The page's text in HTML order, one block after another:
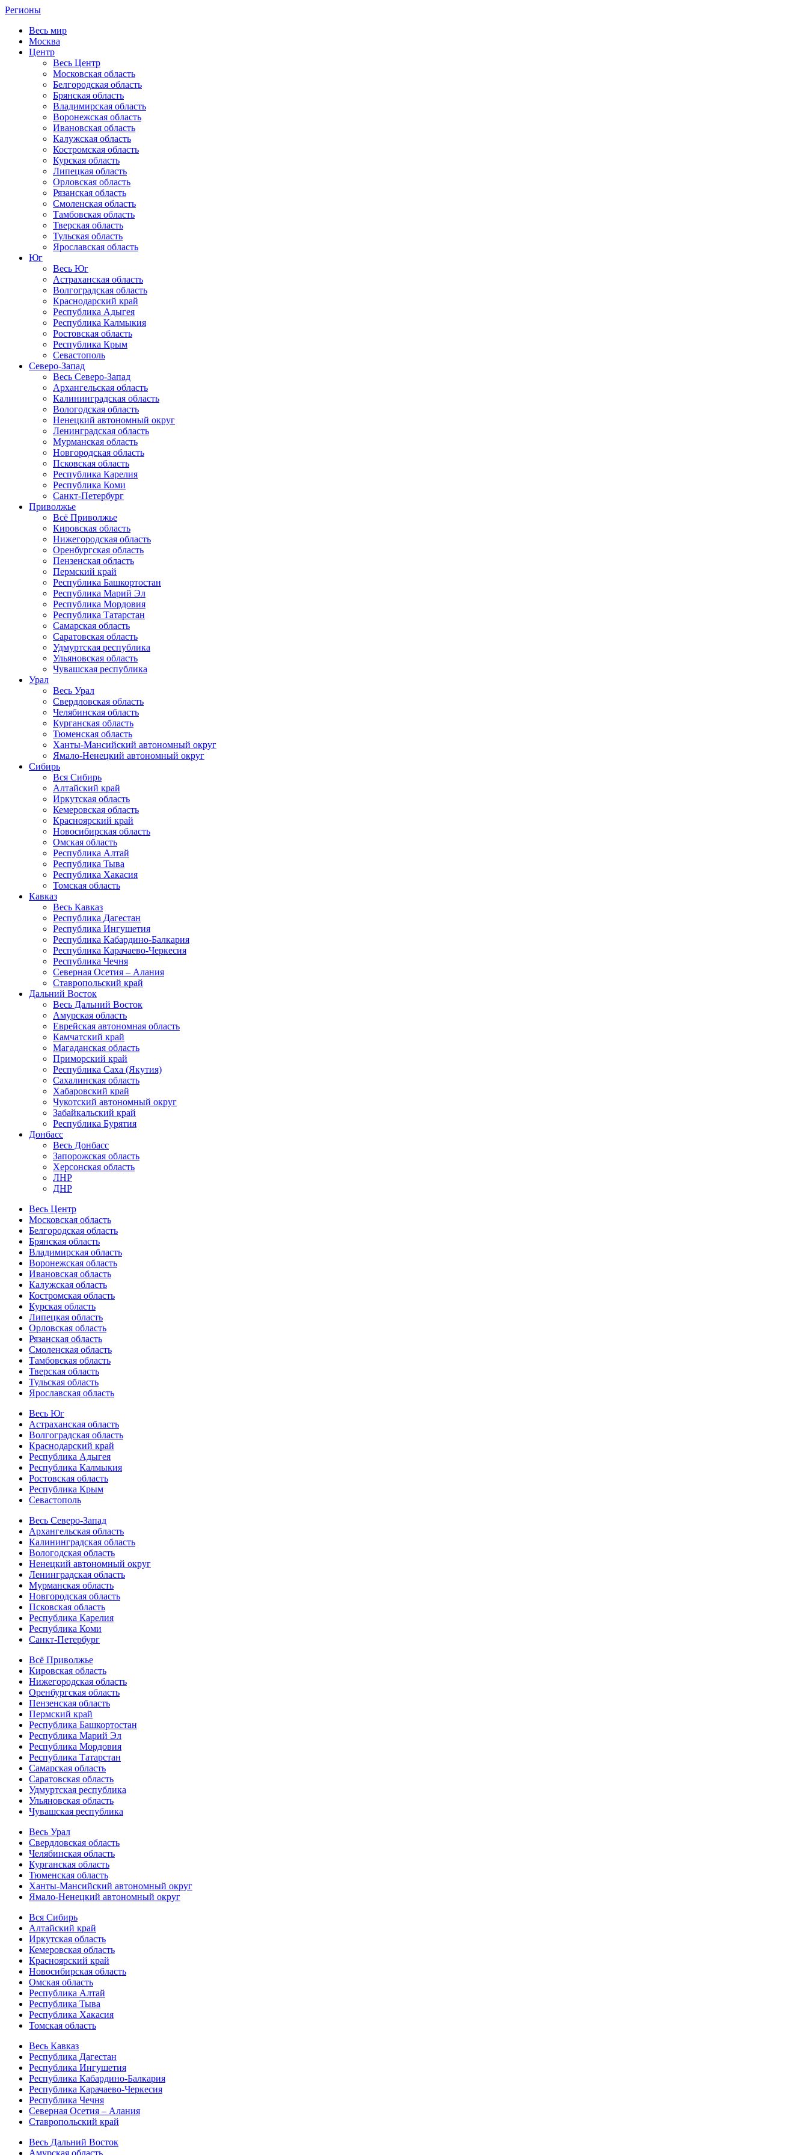
Регионы
Весь мир
Москва
Центр
Весь Центр
Московская область
Белгородская область
Брянская область
Владимирская область
Воронежская область
Ивановская область
Калужская область
Костромская область
Курская область
Липецкая область
Орловская область
Рязанская область
Смоленская область
Тамбовская область
Тверская область
Тульская область
Ярославская область
Юг
Весь Юг
Астраханская область
Волгоградская область
Краснодарский край
Республика Адыгея
Республика Калмыкия
Ростовская область
Республика Крым
Севастополь
Северо-Запад
Весь Северо-Запад
Архангельская область
Калининградская область
Вологодская область
Ненецкий автономный округ
Ленинградская область
Мурманская область
Новгородская область
Псковская область
Республика Карелия
Республика Коми
Санкт-Петербург
Приволжье
Всё Приволжье
Кировская область
Нижегородская область
Оренбургская область
Пензенская область
Пермский край
Республика Башкортостан
Республика Марий Эл
Республика Мордовия
Республика Татарстан
Самарская область
Саратовская область
Удмуртская республика
Ульяновская область
Чувашская республика
Урал
Весь Урал
Свердловская область
Челябинская область
Курганская область
Тюменская область
Ханты-Мансийский автономный округ
Ямало-Ненецкий автономный округ
Сибирь
Вся Сибирь
Алтайский край
Иркутская область
Кемеровская область
Красноярский край
Новосибирская область
Омская область
Республика Алтай
Республика Тыва
Республика Хакасия
Томская область
Кавказ
Весь Кавказ
Республика Дагестан
Республика Ингушетия
Республика Кабардино-Балкария
Республика Карачаево-Черкесия
Республика Чечня
Северная Осетия – Алания
Ставропольский край
Дальний Восток
Весь Дальний Восток
Амурская область
Еврейская автономная область
Камчатский край
Магаданская область
Приморский край
Республика Саха (Якутия)
Сахалинская область
Хабаровский край
Чукотский автономный округ
Забайкальский край
Республика Бурятия
Донбасс
Весь Донбасс
Запорожская область
Херсонская область
ЛНР
ДНР
Весь Центр
Московская область
Белгородская область
Брянская область
Владимирская область
Воронежская область
Ивановская область
Калужская область
Костромская область
Курская область
Липецкая область
Орловская область
Рязанская область
Смоленская область
Тамбовская область
Тверская область
Тульская область
Ярославская область
Весь Юг
Астраханская область
Волгоградская область
Краснодарский край
Республика Адыгея
Республика Калмыкия
Ростовская область
Республика Крым
Севастополь
Весь Северо-Запад
Архангельская область
Калининградская область
Вологодская область
Ненецкий автономный округ
Ленинградская область
Мурманская область
Новгородская область
Псковская область
Республика Карелия
Республика Коми
Санкт-Петербург
Всё Приволжье
Кировская область
Нижегородская область
Оренбургская область
Пензенская область
Пермский край
Республика Башкортостан
Республика Марий Эл
Республика Мордовия
Республика Татарстан
Самарская область
Саратовская область
Удмуртская республика
Ульяновская область
Чувашская республика
Весь Урал
Свердловская область
Челябинская область
Курганская область
Тюменская область
Ханты-Мансийский автономный округ
Ямало-Ненецкий автономный округ
Вся Сибирь
Алтайский край
Иркутская область
Кемеровская область
Красноярский край
Новосибирская область
Омская область
Республика Алтай
Республика Тыва
Республика Хакасия
Томская область
Весь Кавказ
Республика Дагестан
Республика Ингушетия
Республика Кабардино-Балкария
Республика Карачаево-Черкесия
Республика Чечня
Северная Осетия – Алания
Ставропольский край
Весь Дальний Восток
Амурская область